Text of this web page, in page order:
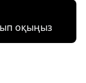
оқыңыз